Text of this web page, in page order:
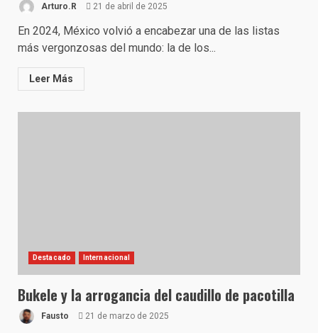
Arturo.R 21 de abril de 2025
En 2024, México volvió a encabezar una de las listas
más vergonzosas del mundo: la de los...
Leer Más
Destacado Internacional
Bukele y la arrogancia del caudillo de pacotilla
Fausto 21 de marzo de 2025